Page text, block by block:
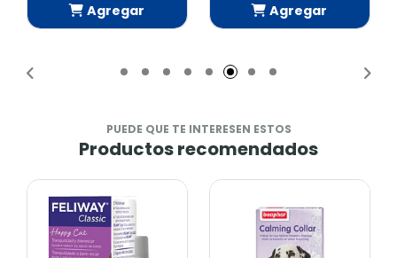
Agregar
Agregar
PUEDE QUE TE INTERESEN ESTOS
Productos recomendados